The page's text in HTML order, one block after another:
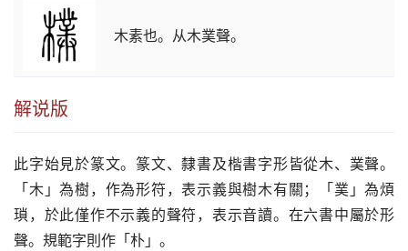
木素也。从木菐聲。
解说版
此字始見於篆文。篆文、隸書及楷書字形皆從木、菐聲。
「木」為樹，作為形符，表示義與樹木有關；「菐」為煩
瑣，於此僅作不示義的聲符，表示音讀。在六書中屬於形
聲。規範字則作「朴」。